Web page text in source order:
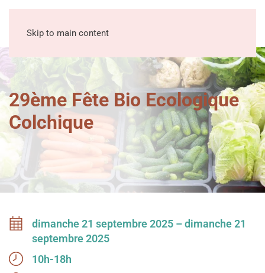
Skip to main content
29ème Fête Bio Ecologique
Colchique
dimanche 21 septembre 2025 – dimanche 21
septembre 2025
10h-18h